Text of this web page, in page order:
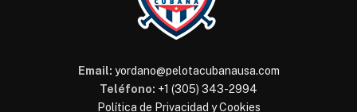
Email: yordano@pelotacubanausa.com
Teléfono: +1 (305) 343-2994
Política de Privacidad y Cookies